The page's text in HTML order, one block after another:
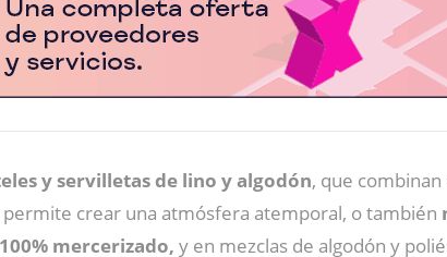
y servilletas de lino y algodón, que
crear una atmósfera atemporal, o también
mercerizado, y en mezclas de algodón y